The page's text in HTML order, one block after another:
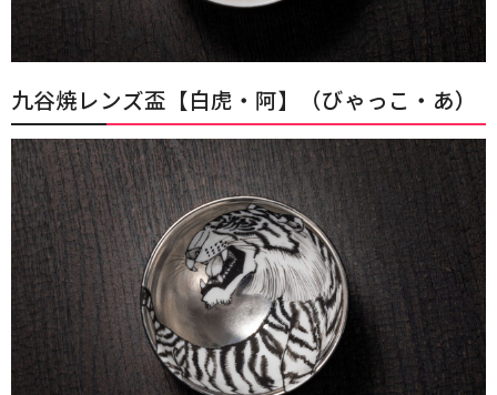
九谷焼レンズ盃【白虎・阿】（びゃっこ・あ）